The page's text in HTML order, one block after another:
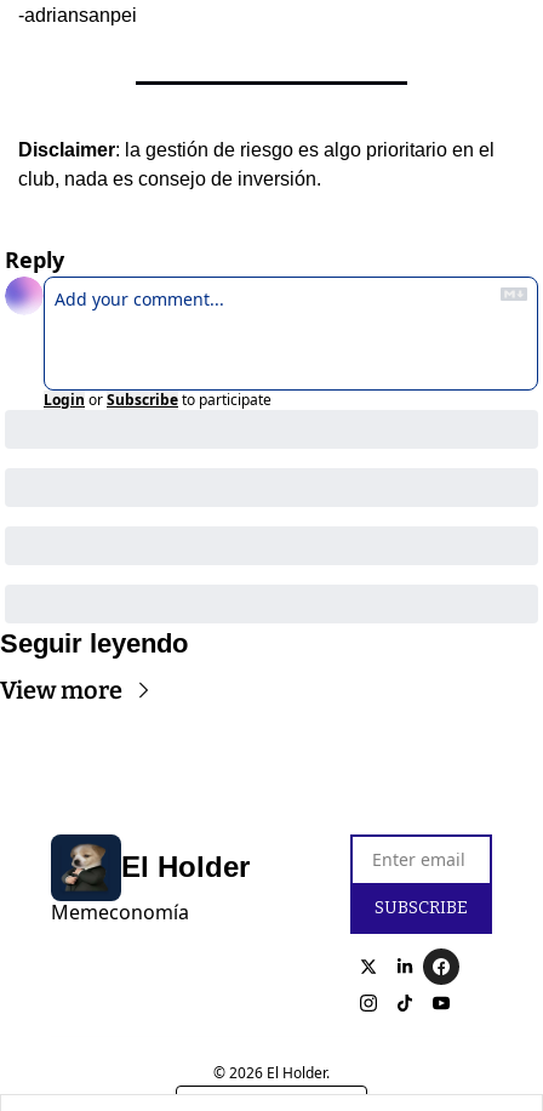
-adriansanpei
Disclaimer: la gestión de riesgo es algo prioritario en el
club, nada es consejo de inversión.
Reply
Login orSubscribeto participate
Seguir leyendo
View more
El Holder
Memeconomía SUBSCRIBE
© 2026 El Holder.